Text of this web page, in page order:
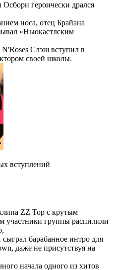
героически дрался
носа, отец Брайана
«Ньюкастлским
N'Roses Слэш вступил в
своей школы.
вступлений
ZZ Top с крутым
участники группы распилили
барабанное интро для
даже не присутствуя на
начала одного из хитов